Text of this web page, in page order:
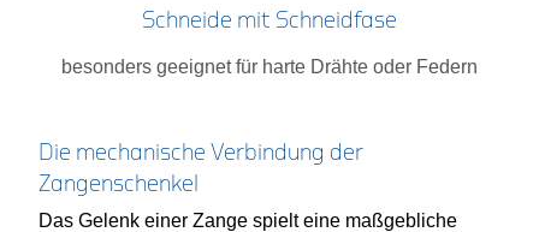
Schneide mit Schneidfase
besonders geeignet für harte Drähte oder Federn
Die mechanische Verbindung der
Zangenschenkel
Das Gelenk einer Zange spielt eine maßgebliche